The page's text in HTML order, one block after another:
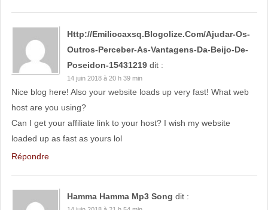
Http://emiliocaxsq.blogolize.com/Ajudar-Os-
Outros-Perceber-As-Vantagens-Da-Beijo-De-
Poseidon-15431219 dit :
14 juin 2018 à 20 h 39 min
Nice blog here! Also your website loads up very fast! What web
host are you using?
Can I get your affiliate link to your host? I wish my website
loaded up as fast as yours lol
Répondre
Hamma Hamma Mp3 Song dit :